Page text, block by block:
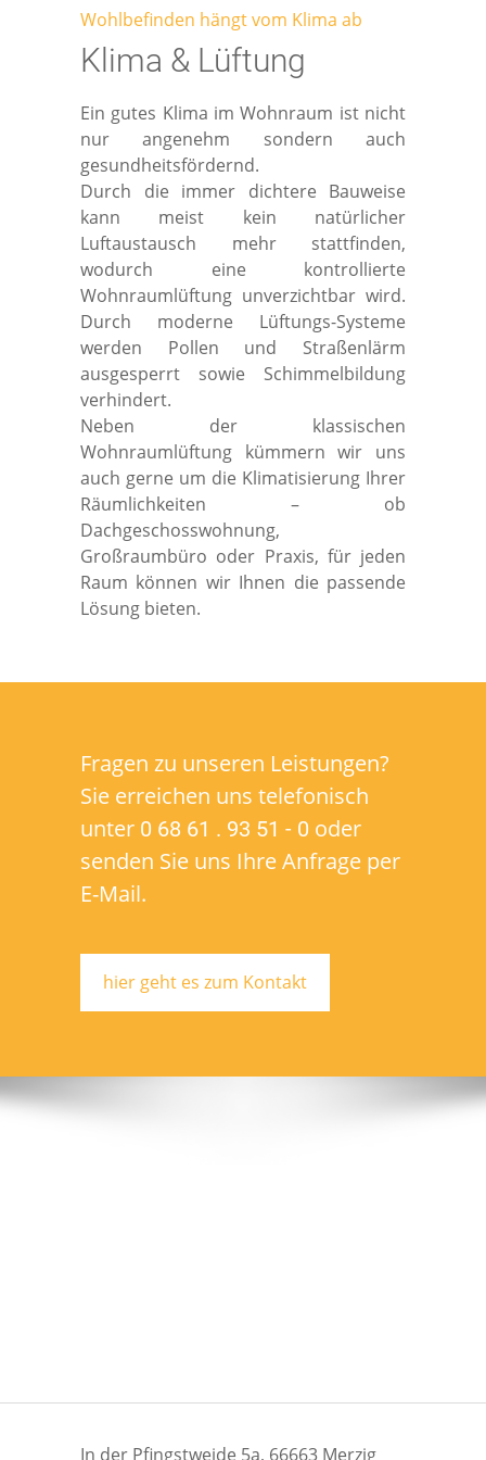
Klima & Lüftung
Impressum
Wohlbefinden hängt vom Klima ab
Klima & Lüftung
Ein gutes Klima im Wohnraum ist nicht
nur angenehm sondern auch
gesundheitsfördernd.
Durch die immer dichtere Bauweise
kann meist kein natürlicher
Luftaustausch mehr stattfinden,
wodurch eine kontrollierte
Wohnraumlüftung unverzichtbar wird.
Durch moderne Lüftungs-Systeme
werden Pollen und Straßenlärm
ausgesperrt sowie Schimmelbildung
verhindert.
Neben der klassischen
Wohnraumlüftung kümmern wir uns
auch gerne um die Klimatisierung Ihrer
Räumlichkeiten – ob
Dachgeschosswohnung,
Großraumbüro oder Praxis, für jeden
Raum können wir Ihnen die passende
Lösung bieten.
Fragen zu unseren Leistungen?
Sie erreichen uns telefonisch
unter 0 68 61 . 93 51 - 0 oder
senden Sie uns Ihre Anfrage per
E-Mail.
hier geht es zum Kontakt
In der Pfingstweide 5a, 66663 Merzig